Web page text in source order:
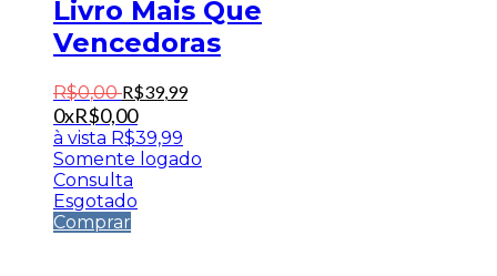
Livro Mais Que
Vencedoras
R$0,00 R$39,99
0xR$0,00
à vista R$39,99
Somente logado
Consulta
Esgotado
Comprar